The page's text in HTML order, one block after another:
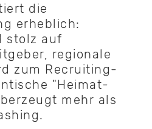
die
erheblich:
stolz auf
regionale
zum Recruiting-
"Heimat-
mehr als